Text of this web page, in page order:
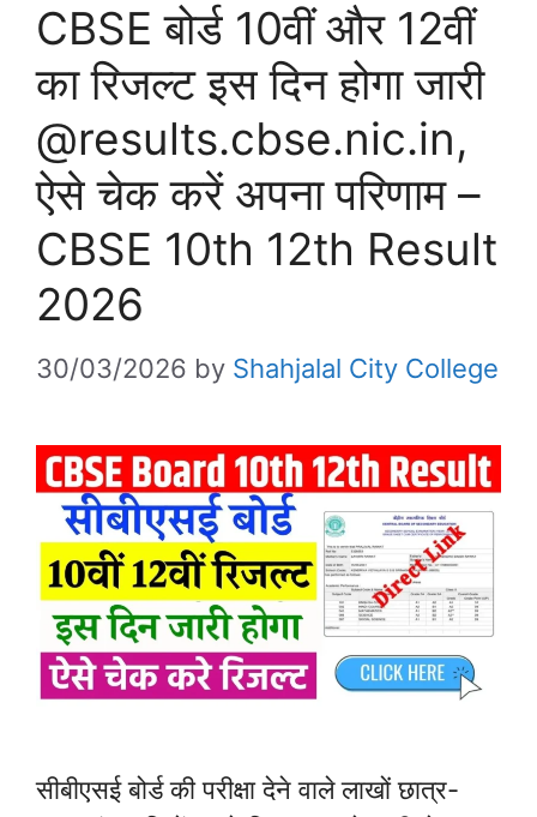
CBSE बोर्ड 10वीं और 12वीं
का रिजल्ट इस दिन होगा जारी
@results.cbse.nic.in,
ऐसे चेक करें अपना परिणाम –
CBSE 10th 12th Result
2026
30/03/2026 by Shahjalal City College
सीबीएसई बोर्ड की परीक्षा देने वाले लाखों छात्र-